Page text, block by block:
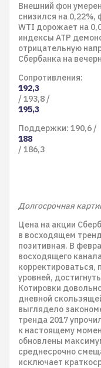
Внешний фон
снизился на 0,22%,
WTI дорожает на
индексы АТР
отрицательную
Сбербанка на
Сопротивления:
192,3
/ 193,8 /
195,3
Поддержки: 190,6 /
188
/ 186,3
Долгосрочная
Цена на акции
в восходящем
позитивная. В
восходящего
корректироваться,
уровней,
Котировки
дневной
выглядело
тренда 2017
к настоящему
обновлены
среднесрочно
исключает